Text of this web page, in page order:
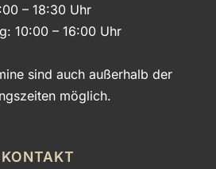
– 18:30 Uhr
10:00 – 16:00 Uhr
sind auch außerhalb der
möglich.
KONTAKT